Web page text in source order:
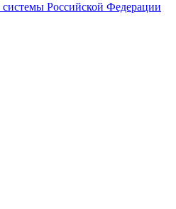
Российской Федерации